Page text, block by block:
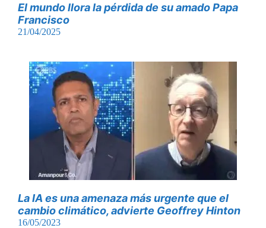
El mundo llora la pérdida de su amado Papa
Francisco
21/04/2025
La IA es una amenaza más urgente que el
cambio climático, advierte Geoffrey Hinton
16/05/2023